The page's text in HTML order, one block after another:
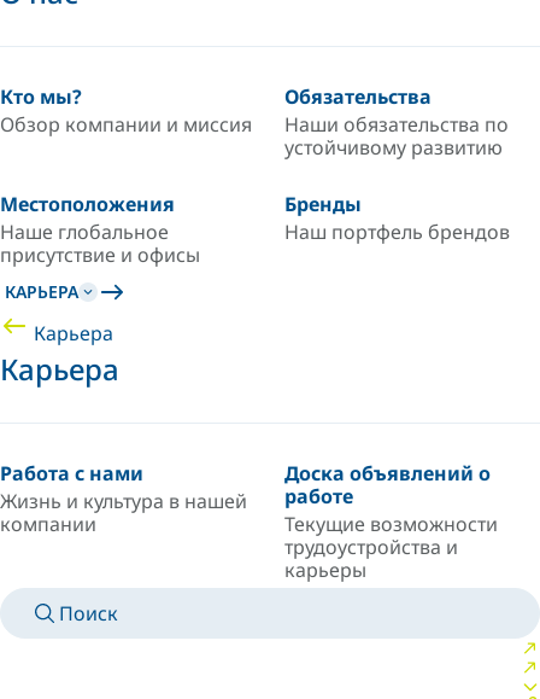
Кто мы?
Обзор компании и миссия
Обязательства
Наши обязательства по
устойчивому развитию
Местоположения
Наше глобальное
присутствие и офисы
Бренды
Наш портфель брендов
КАРЬЕРА
Карьера
Карьера
Работа с нами
Жизнь и культура в нашей
компании
Доска объявлений о
работе
Текущие возможности
трудоустройства и
карьеры
Поиск